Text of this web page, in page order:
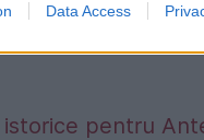
Data Access
Producătorii și...